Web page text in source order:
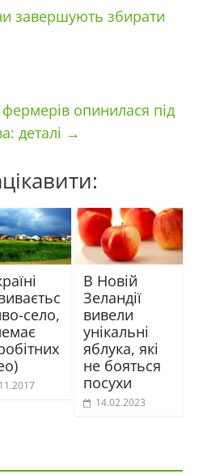
завершують збирати
опинилася під
деталі →
село,
В Новій
Зеландії
вивели
унікальні
яблука, які
не бояться
посухи
14.02.2023